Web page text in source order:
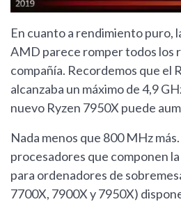
En cuanto a rendimiento puro,
AMD parece romper todos los
compañía. Recordemos que el
alcanzaba un máximo de 4,9
nuevo Ryzen 7950X puede
Nada menos que 800 MHz
procesadores que componen
para ordenadores de
7700X, 7900X y 7950X)